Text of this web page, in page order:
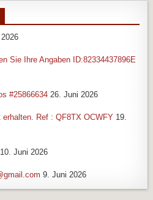
Sie Ihre Angaben ID:82334437896E
#25866634 26. Juni 2026
Ref : QF8TX OCWFY 19.
10. Juni 2026
9. Juni 2026